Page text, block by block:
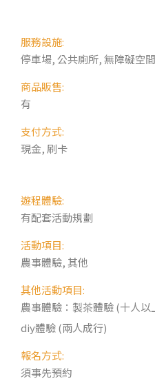
服務設施:
停車場, 公共廁所, 無障礙空
商品販售:
有
支付方式:
現金, 刷卡
遊程體驗:
有配套活動規劃
活動項目:
農事體驗, 其他
其他活動項目:
農事體驗：製茶體驗 (十人
diy體驗 (兩人成行)
報名方式:
須事先預約